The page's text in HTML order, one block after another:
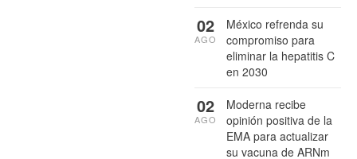
México refrenda su
compromiso para
eliminar la hepatitis C
en 2030
02
AGO
Moderna recibe
opinión positiva de la
EMA para actualizar
su vacuna de ARNm
02
AGO